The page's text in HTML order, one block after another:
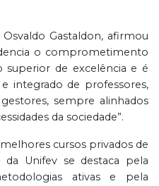
Gastaldon, afirmou
o comprometimento
de excelência e é
integrado de professores,
sempre alinhados
da sociedade”.
cursos privados de
da Unifev se destaca pela
ativas e pela